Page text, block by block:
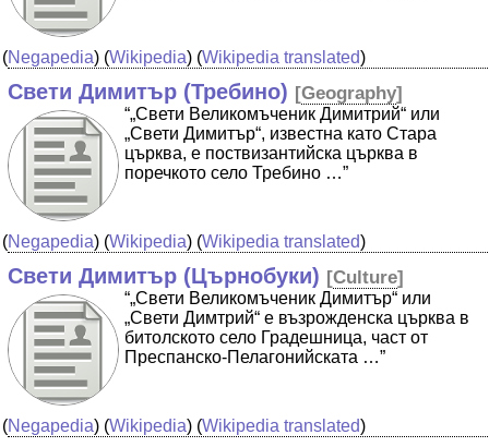
(Negapedia) (Wikipedia) (Wikipedia translated)
Свети Димитър (Требино) [Geography]
“„Свети Великомъченик Димитрий“ или
„Свети Димитър“, известна като Стара
църква, е поствизантийска църква в
поречкото село Требино …”
(Negapedia) (Wikipedia) (Wikipedia translated)
Свети Димитър (Църнобуки) [Culture]
“„Свети Великомъченик Димитър“ или
„Свети Димтрий“ е възрожденска църква в
битолското село Градешница, част от
Преспанско-Пелагонийската …”
(Negapedia) (Wikipedia) (Wikipedia translated)